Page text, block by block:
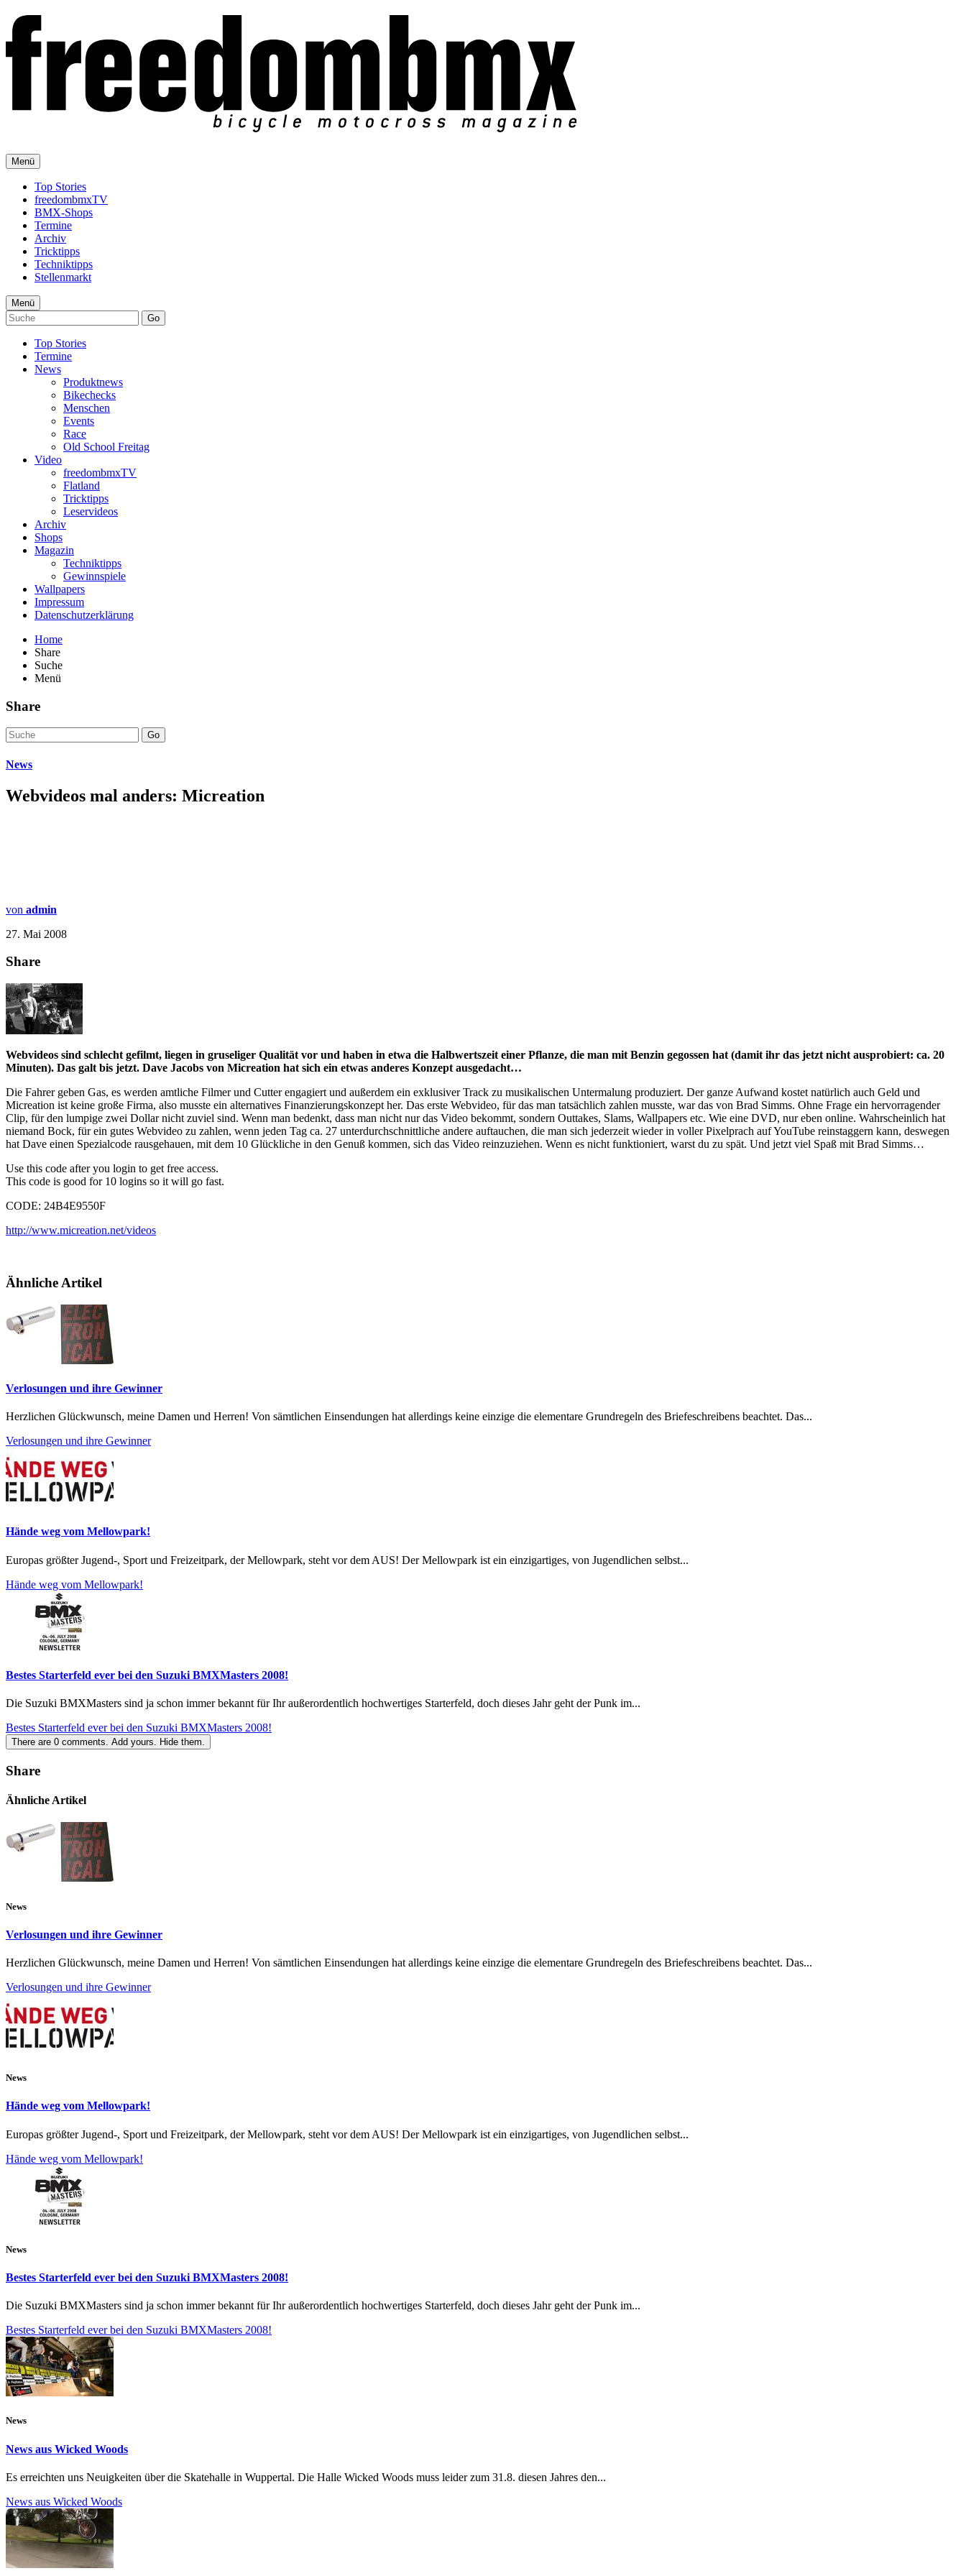
Menü
Top Stories
freedombmxTV
BMX-Shops
Termine
Archiv
Tricktipps
Techniktipps
Stellenmarkt
Menü
Go
Top Stories
Termine
News
Produktnews
Bikechecks
Menschen
Events
Race
Old School Freitag
Video
freedombmxTV
Flatland
Tricktipps
Leservideos
Archiv
Shops
Magazin
Techniktipps
Gewinnspiele
Wallpapers
Impressum
Datenschutzerklärung
Home
Share
Suche
Menü
Share
Go
News
Webvideos mal anders: Micreation
von admin
27. Mai 2008
Share
Webvideos sind schlecht gefilmt, liegen in gruseliger Qualität vor und haben in etwa die Halbwertszeit einer Pflanze, die man mit Benzin gegossen hat (damit ihr das jetzt nicht ausprobiert: ca. 20
Minuten). Das galt bis jetzt. Dave Jacobs von Micreation hat sich ein etwas anderes Konzept ausgedacht…
Die Fahrer geben Gas, es werden amtliche Filmer und Cutter engagiert und außerdem ein exklusiver Track zu musikalischen Untermalung produziert. Der ganze Aufwand kostet natürlich auch Geld und
Micreation ist keine große Firma, also musste ein alternatives Finanzierungskonzept her. Das erste Webvideo, für das man tatsächlich zahlen musste, war das von Brad Simms. Ohne Frage ein hervorragender
Clip, für den lumpige zwei Dollar nicht zuviel sind. Wenn man bedenkt, dass man nicht nur das Video bekommt, sondern Outtakes, Slams, Wallpapers etc. Wie eine DVD, nur eben online. Wahrscheinlich hat
niemand Bock, für ein gutes Webvideo zu zahlen, wenn jeden Tag ca. 27 unterdurchschnittliche andere auftauchen, die man sich jederzeit wieder in voller Pixelprach auf YouTube reinstaggern kann, deswegen
hat Dave einen Spezialcode rausgehauen, mit dem 10 Glückliche in den Genuß kommen, sich das Video reinzuziehen. Wenn es nicht funktioniert, warst du zu spät. Und jetzt viel Spaß mit Brad Simms…
Use this code after you login to get free access.
This code is good for 10 logins so it will go fast.
CODE: 24B4E9550F
http://www.micreation.net/videos
Ähnliche Artikel
Verlosungen und ihre Gewinner
Herzlichen Glückwunsch, meine Damen und Herren! Von sämtlichen Einsendungen hat allerdings keine einzige die elementare Grundregeln des Briefeschreibens beachtet. Das...
Verlosungen und ihre Gewinner
Hände weg vom Mellowpark!
Europas größter Jugend-, Sport und Freizeitpark, der Mellowpark, steht vor dem AUS! Der Mellowpark ist ein einzigartiges, von Jugendlichen selbst...
Hände weg vom Mellowpark!
Bestes Starterfeld ever bei den Suzuki BMXMasters 2008!
Die Suzuki BMXMasters sind ja schon immer bekannt für Ihr außerordentlich hochwertiges Starterfeld, doch dieses Jahr geht der Punk im...
Bestes Starterfeld ever bei den Suzuki BMXMasters 2008!
There are 0 comments. Add yours. Hide them.
Share
Ähnliche Artikel
News
Verlosungen und ihre Gewinner
Herzlichen Glückwunsch, meine Damen und Herren! Von sämtlichen Einsendungen hat allerdings keine einzige die elementare Grundregeln des Briefeschreibens beachtet. Das...
Verlosungen und ihre Gewinner
News
Hände weg vom Mellowpark!
Europas größter Jugend-, Sport und Freizeitpark, der Mellowpark, steht vor dem AUS! Der Mellowpark ist ein einzigartiges, von Jugendlichen selbst...
Hände weg vom Mellowpark!
News
Bestes Starterfeld ever bei den Suzuki BMXMasters 2008!
Die Suzuki BMXMasters sind ja schon immer bekannt für Ihr außerordentlich hochwertiges Starterfeld, doch dieses Jahr geht der Punk im...
Bestes Starterfeld ever bei den Suzuki BMXMasters 2008!
News
News aus Wicked Woods
Es erreichten uns Neuigkeiten über die Skatehalle in Wuppertal. Die Halle Wicked Woods muss leider zum 31.8. diesen Jahres den...
News aus Wicked Woods